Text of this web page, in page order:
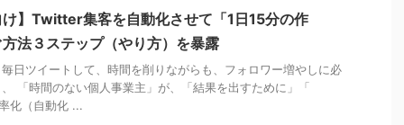
】Twitter集客を自動化させて「1日15分の作
法３ステップ（やり方）を暴露
日ツイートして、時間を削りながらも、フォロワー増やしに必
「時間のない個人事業主」が、「結果を出すために」「
化（自動化 ...